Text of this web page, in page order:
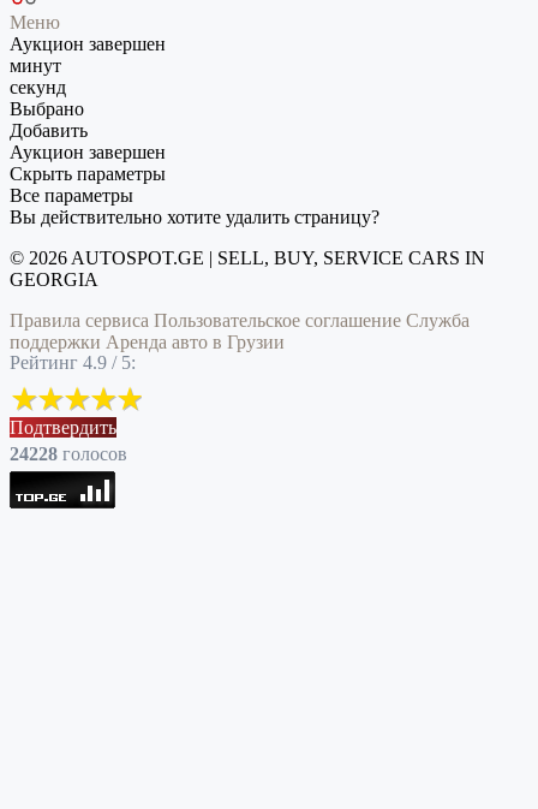
Меню
Аукцион завершен
минут
секунд
Выбрано
Добавить
Аукцион завершен
Скрыть параметры
Все параметры
Вы действительно хотите удалить страницу?
© 2026 AUTOSPOT.GE | SELL, BUY, SERVICE CARS IN
GEORGIA
Правила сервиса Пользовательское соглашение Служба
поддержки Аренда авто в Грузии
Рейтинг 4.9 / 5:
Подтвердить
24228 голоcов